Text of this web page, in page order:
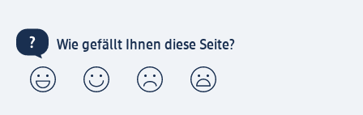
Wie gefällt Ihnen diese Seite?